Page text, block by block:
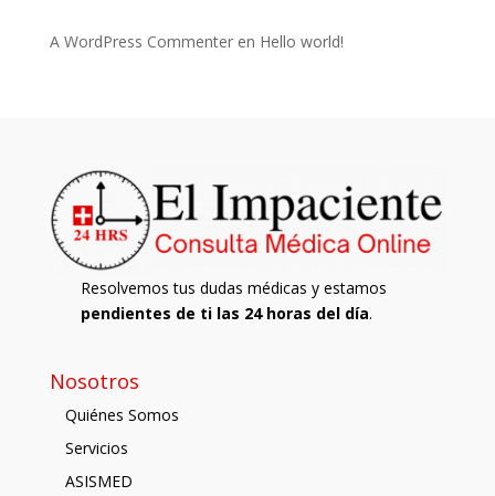
A WordPress Commenteren Hello world!
Resolvemos tus dudas médicas y estamos
pendientes de ti las 24 horas del día.
Nosotros
Quiénes Somos
Servicios
ASISMED